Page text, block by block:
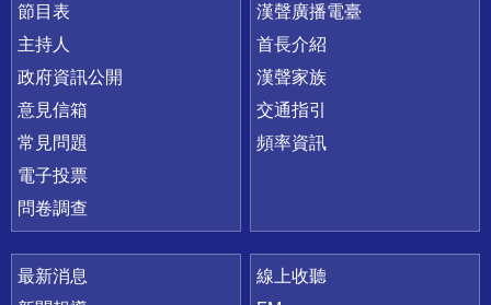
節目表
主持人
政府資訊公開
意見信箱
常見問題
電子投票
問卷調查
漢聲廣播電臺
首長介紹
漢聲家族
交通指引
頻率資訊
最新消息
線上收聽